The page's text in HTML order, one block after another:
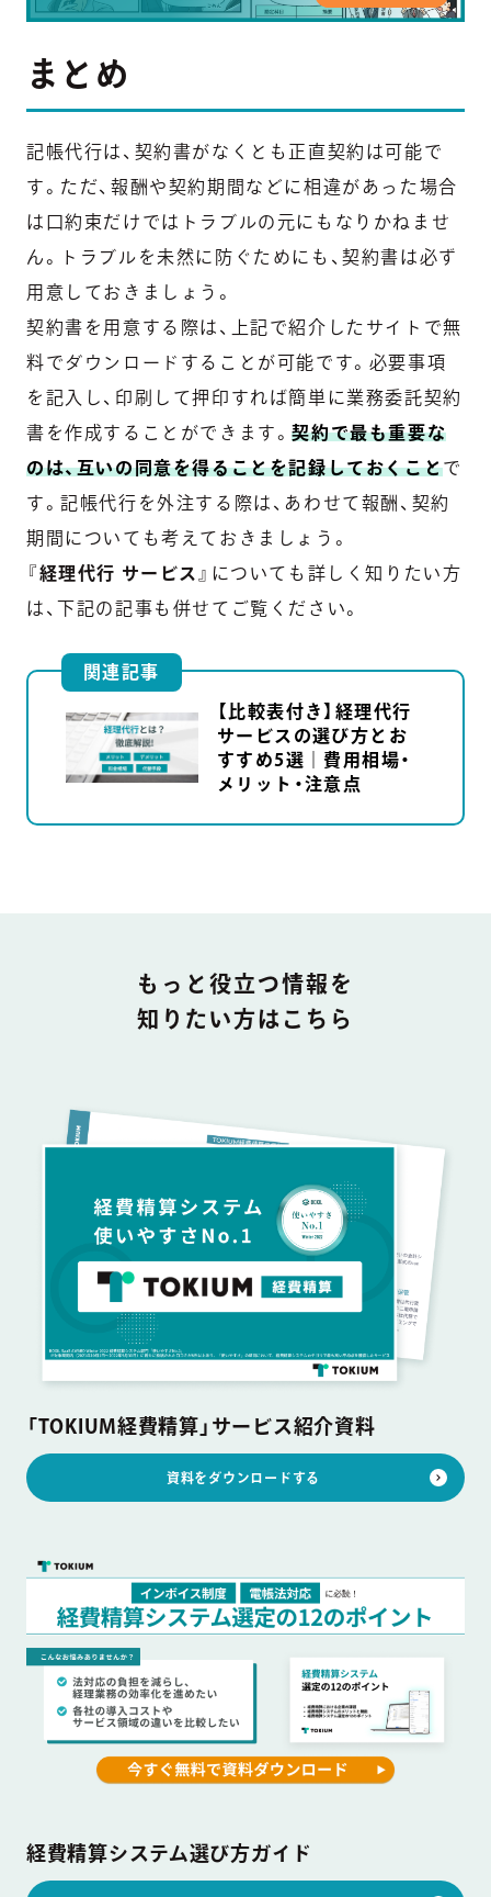
まとめ
記帳代行は、契約書がなくとも正直契約は可能で
す。ただ、報酬や契約期間などに相違があった場合
は口約束だけではトラブルの元にもなりかねませ
ん。トラブルを未然に防ぐためにも、契約書は必ず
用意しておきましょう。
契約書を用意する際は、上記で紹介したサイトで無
料でダウンロードすることが可能です。必要事項
を記入し、印刷して押印すれば簡単に業務委託契約
書を作成することができます。契約で最も重要な
のは、互いの同意を得ることを記録しておくことで
す。記帳代行を外注する際は、あわせて報酬、契約
期間についても考えておきましょう。
『経理代行 サービス 』についても詳しく知りたい方
は、下記の記事も併せてご覧ください。
関連記事
【比較表付き】経理代行
サービスの選び方とお
すすめ5選｜費用相場・
メリット・注意点
DOCUMENT
もっと役立つ情報を
知りたい方はこちら
「TOKIUM経費精算」サービス紹介資料
資料をダウンロードする
経費精算システム選び方ガイド